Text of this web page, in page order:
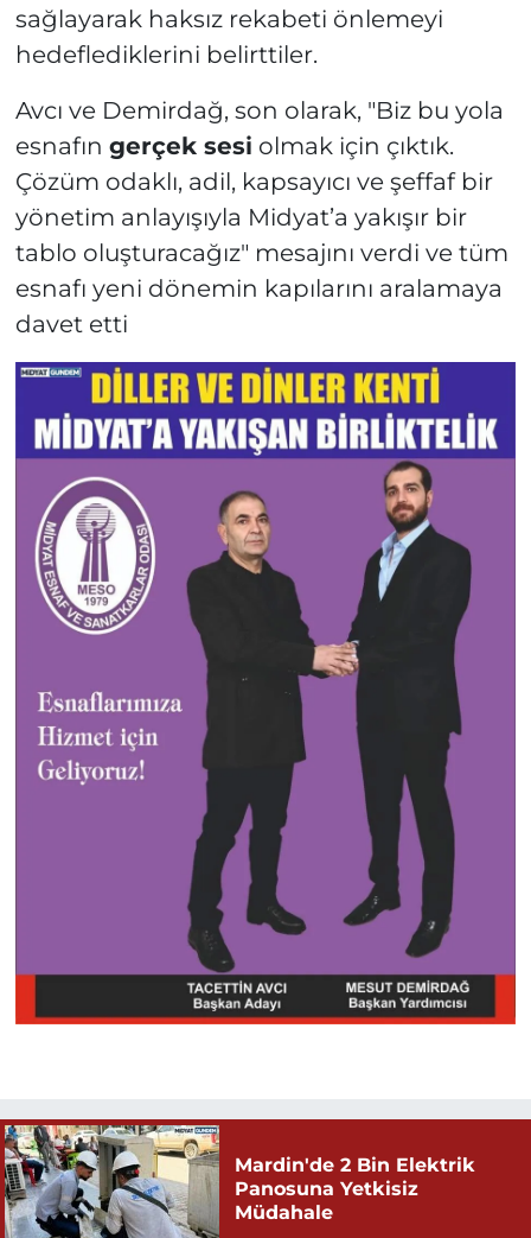
sağlayarak haksız rekabeti önlemeyi
hedeflediklerini belirttiler.
Avcı ve Demirdağ, son olarak, "Biz bu yola
esnafın gerçek sesi olmak için çıktık.
Çözüm odaklı, adil, kapsayıcı ve şeffaf bir
yönetim anlayışıyla Midyat’a yakışır bir
tablo oluşturacağız" mesajını verdi ve tüm
esnafı yeni dönemin kapılarını aralamaya
davet etti
Mardin'de 2 Bin Elektrik
Panosuna Yetkisiz
Müdahale